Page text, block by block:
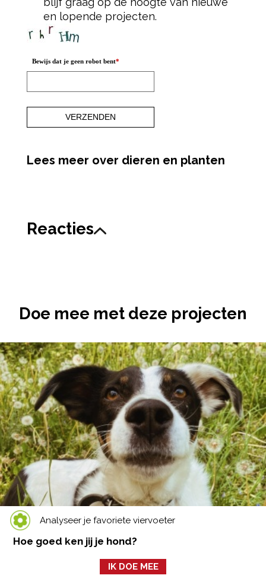
en lopende projecten.
Bewijs dat je geen robot bent*
Lees meer over dieren en planten
Reacties
Doe mee met deze projecten
Analyseer je favoriete viervoeter
Hoe goed ken jij je hond?
IK DOE MEE